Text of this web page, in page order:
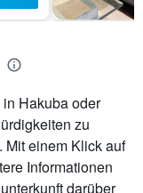
Hakuba oder
zu
Mit einem Klick auf
Informationen
darüber